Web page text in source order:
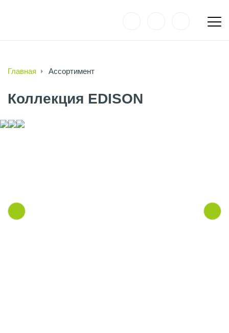
Главная Ассортимент
Коллекция EDISON